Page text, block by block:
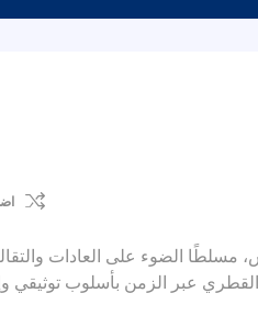
مسلطًا الضوء على العادات
القطري عبر الزمن بأسلوب توثيقي